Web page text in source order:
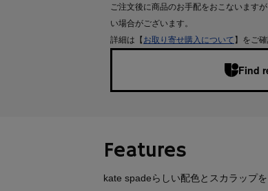
ご注文後に商品のお手配をおこないます
い場合がございます。
詳細は【 お取り寄せ購入について 】をご
Find
Features
kate spadeらしい配色とスカラップ